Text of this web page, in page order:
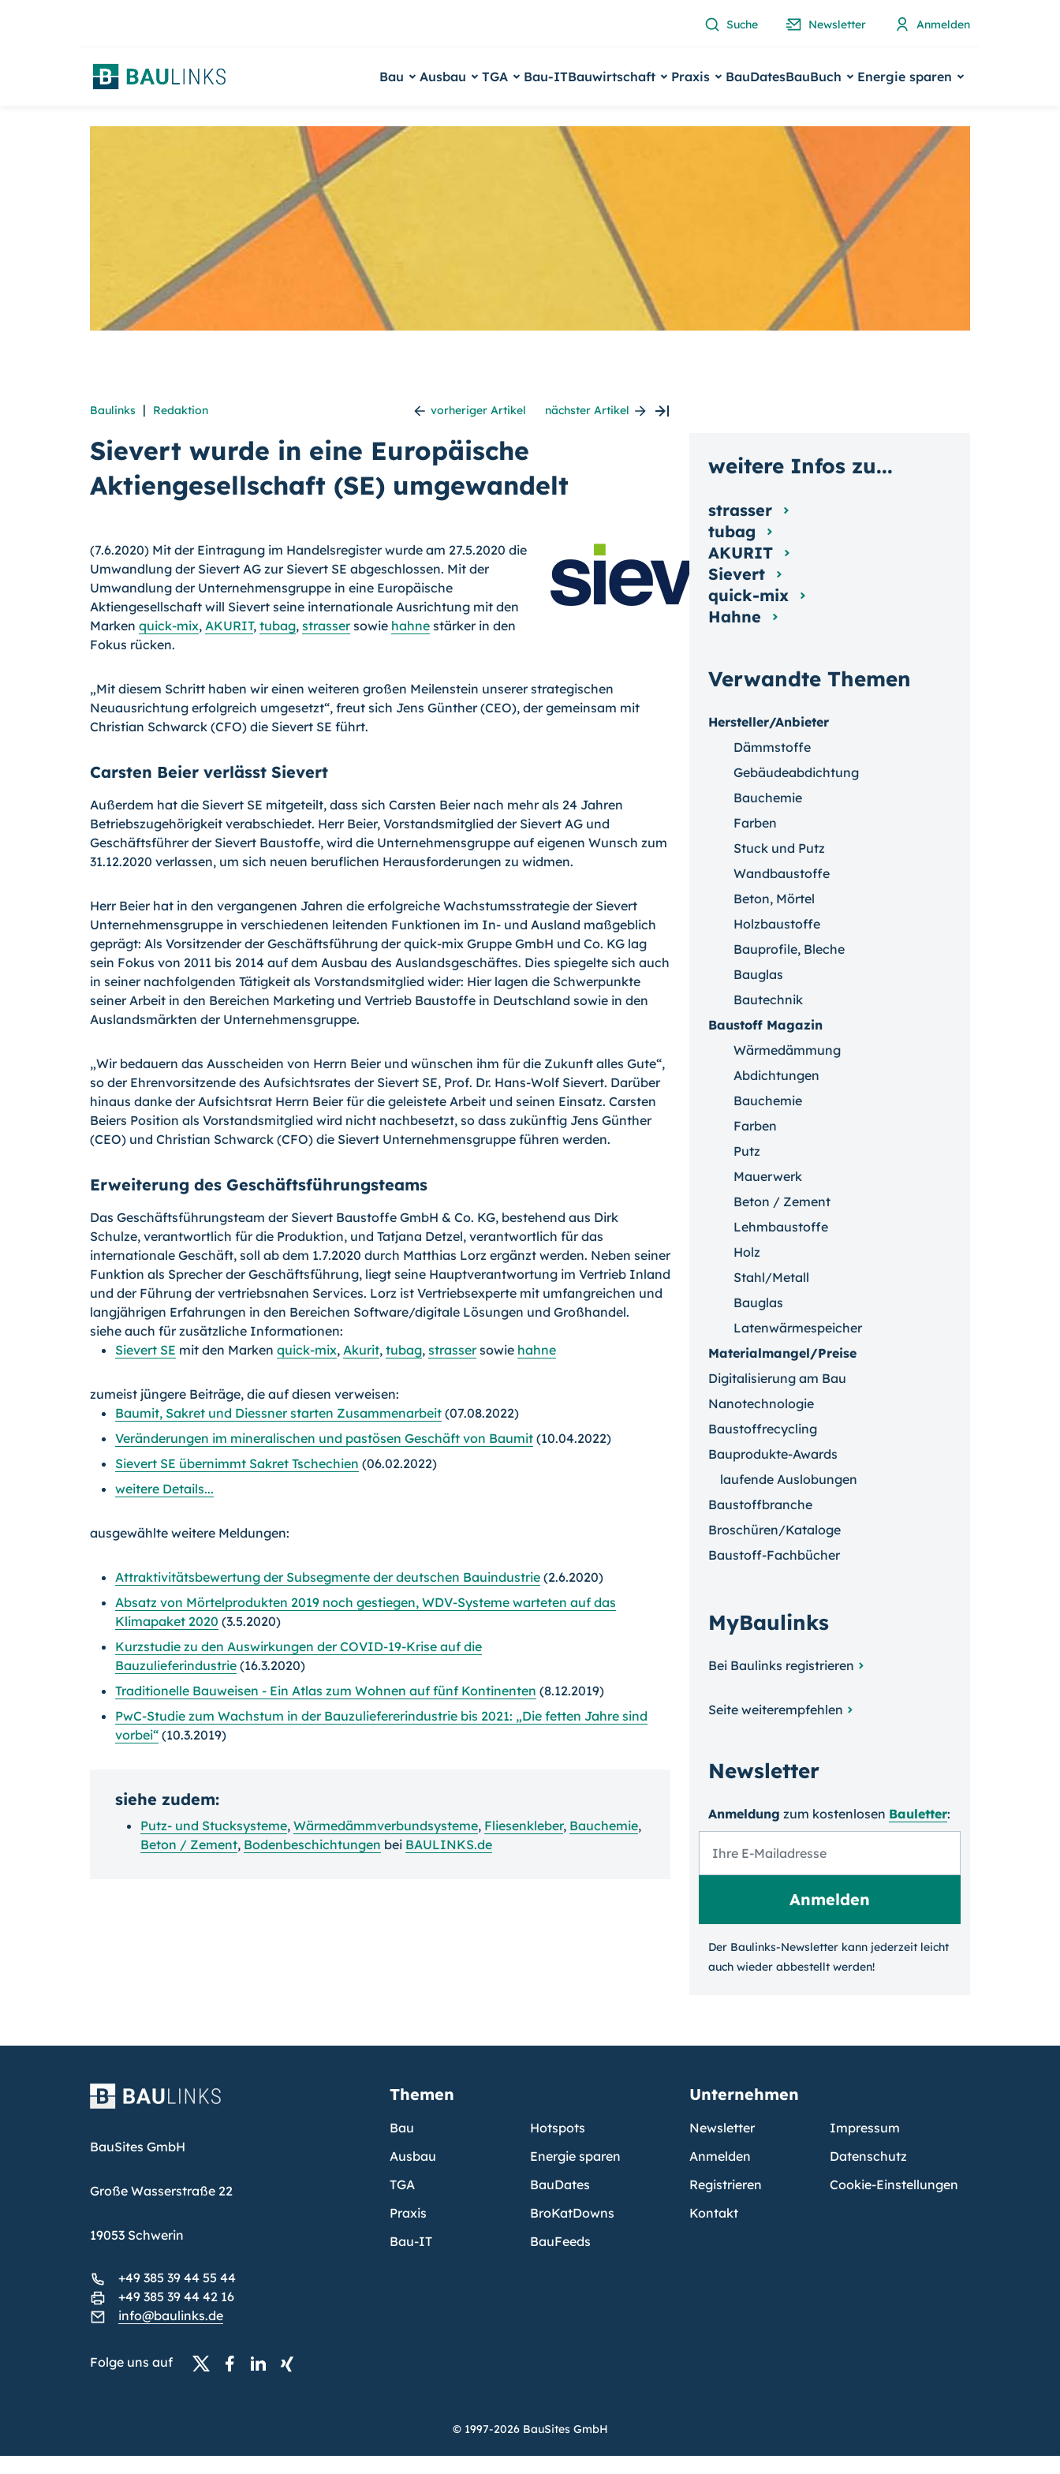
Suche Newsletter Anmelden
Bau Ausbau TGA Bau-ITBauwirtschaft Praxis BauDatesBauBuch Energie sparen
Baulinks | Redaktion vorheriger Artikel nächster Artikel
Sievert wurde in eine Europäische
Aktiengesellschaft (SE) umgewandelt
(7.6.2020) Mit der Eintragung im Handelsregister wurde am 27.5.2020 die
Umwandlung der Sievert AG zur Sievert SE abgeschlossen. Mit der
Umwandlung der Unternehmensgruppe in eine Europäische
Aktiengesellschaft will Sievert seine internationale Ausrichtung mit den
Marken quick-mix, AKURIT, tubag, strassersowie hahne stärker in den
Fokus rücken.
„Mit diesem Schritt haben wir einen weiteren großen Meilenstein unserer strategischen
Neuausrichtung erfolgreich umgesetzt“, freut sich Jens Günther (CEO), der gemeinsam mit
Christian Schwarck (CFO) die Sievert SE führt.
Carsten Beier verlässt Sievert
Außerdem hat die Sievert SE mitgeteilt, dass sich Carsten Beier nach mehr als 24 Jahren
Betriebszugehörigkeit verabschiedet. Herr Beier, Vorstandsmitglied der Sievert AG und
Geschäftsführer der Sievert Baustoffe, wird die Unternehmensgruppe auf eigenen Wunsch zum
31.12.2020 verlassen, um sich neuen beruflichen Herausforderungen zu widmen.
Herr Beier hat in den vergangenen Jahren die erfolgreiche Wachstumsstrategie der Sievert
Unternehmensgruppe in verschiedenen leitenden Funktionen im In- und Ausland maßgeblich
geprägt: Als Vorsitzender der Geschäftsführung der quick-mix Gruppe GmbH und Co. KG lag
sein Fokus von 2011 bis 2014 auf dem Ausbau des Auslandsgeschäftes. Dies spiegelte sich auch
in seiner nachfolgenden Tätigkeit als Vorstandsmitglied wider: Hier lagen die Schwerpunkte
seiner Arbeit in den Bereichen Marketing und Vertrieb Baustoffe in Deutschland sowie in den
Auslandsmärkten der Unternehmensgruppe.
„Wir bedauern das Ausscheiden von Herrn Beier und wünschen ihm für die Zukunft alles Gute“,
so der Ehrenvorsitzende des Aufsichtsrates der Sievert SE, Prof. Dr. Hans-Wolf Sievert. Darüber
hinaus danke der Aufsichtsrat Herrn Beier für die geleistete Arbeit und seinen Einsatz. Carsten
Beiers Position als Vorstandsmitglied wird nicht nachbesetzt, so dass zukünftig Jens Günther
(CEO) und Christian Schwarck (CFO) die Sievert Unternehmensgruppe führen werden.
Erweiterung des Geschäftsführungsteams
Das Geschäftsführungsteam der Sievert Baustoffe GmbH & Co. KG, bestehend aus Dirk
Schulze, verantwortlich für die Produktion, und Tatjana Detzel, verantwortlich für das
internationale Geschäft, soll ab dem 1.7.2020 durch Matthias Lorz ergänzt werden. Neben seiner
Funktion als Sprecher der Geschäftsführung, liegt seine Hauptverantwortung im Vertrieb Inland
und der Führung der vertriebsnahen Services. Lorz ist Vertriebsexperte mit umfangreichen und
langjährigen Erfahrungen in den Bereichen Software/digitale Lösungen und Großhandel.
siehe auch für zusätzliche Informationen:
Sievert SE mit den Marken quick-mix, Akurit, tubag, strassersowie hahne
zumeist jüngere Beiträge, die auf diesen verweisen:
Baumit, Sakret und Diessner starten Zusammenarbeit (07.08.2022)
Veränderungen im mineralischen und pastösen Geschäft von Baumit (10.04.2022)
Sievert SE übernimmt Sakret Tschechien (06.02.2022)
weitere Details...
ausgewählte weitere Meldungen:
Attraktivitätsbewertung der Subsegmente der deutschen Bauindustrie (2.6.2020)
Absatz von Mörtelprodukten 2019 noch gestiegen, WDV-Systeme warteten auf das
Klimapaket 2020 (3.5.2020)
Kurzstudie zu den Auswirkungen der COVID-19-Krise auf die
Bauzulieferindustrie (16.3.2020)
Traditionelle Bauweisen - Ein Atlas zum Wohnen auf fünf Kontinenten (8.12.2019)
PwC-Studie zum Wachstum in der Bauzuliefererindustrie bis 2021: „Die fetten Jahre sind
vorbei“ (10.3.2019)
siehe zudem:
Putz- und Stucksysteme, Wärmedämmverbundsysteme, Fliesenkleber, Bauchemie,
Beton / Zement, Bodenbeschichtungen bei BAULINKS.de
Verwandte Themen
Hersteller/Anbieter
Dämmstoffe
Gebäudeabdichtung
Bauchemie
Farben
Stuck und Putz
Wandbaustoffe
Beton, Mörtel
Holzbaustoffe
Bauprofile, Bleche
Bauglas
Bautechnik
Baustoff Magazin
Wärmedämmung
Abdichtungen
Bauchemie
Farben
Putz
Mauerwerk
Beton / Zement
Lehmbaustoffe
Holz
Stahl/Metall
Bauglas
Latenwärmespeicher
Materialmangel/Preise
Digitalisierung am Bau
Nanotechnologie
Baustoffrecycling
Bauprodukte-Awards
laufende Auslobungen
Baustoffbranche
Broschüren/Kataloge
Baustoff-Fachbücher
MyBaulinks
Bei Baulinks registrieren
Seite weiterempfehlen
Newsletter
Anmeldung zum kosten­losen Bauletter:
Der Baulinks-Newsletter kann jeder­zeit leicht
auch wieder ab­bestellt werden!
weitere Infos zu...
strasser
tubag
AKURIT
Sievert
quick-mix
Hahne
BauSites GmbH
Große Wasserstraße 22
19053 Schwerin
+49 385 39 44 55 44
+49 385 39 44 42 16
info@baulinks.de
Folge uns auf
Themen
Bau
Ausbau
TGA
Praxis
Bau-IT
Hotspots
Energie sparen
BauDates
BroKatDowns
BauFeeds
Unternehmen
Newsletter
Anmelden
Registrieren
Kontakt
Impressum
Datenschutz
Cookie-Einstellungen
© 1997-2026 BauSites GmbH